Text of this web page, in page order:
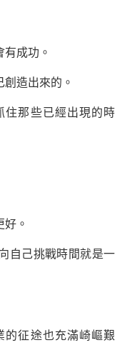
成功。
造出來的。
住那些已經出現的時
。
自己挑戰時間就是一
的征途也充滿崎嶇艱